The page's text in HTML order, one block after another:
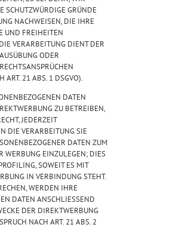
SCHUTZWÜRDIGE GRÜNDE
NACHWEISEN, DIE IHRE
UND FREIHEITEN
VERARBEITUNG DIENT DER
ODER
ART. 21 ABS. 1 DSGVO).
DATEN
ZU BETREIBEN,
JEDERZEIT
DIE VERARBEITUNG SIE
DATEN ZUM
WERBUNG EINZULEGEN; DIES
SOWEIT ES MIT
IN VERBINDUNG STEHT.
WERDEN IHRE
DATEN ANSCHLIESSEND
DER DIREKTWERBUNG
NACH ART. 21 ABS. 2